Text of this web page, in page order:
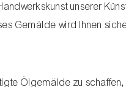
unserer
Gemälde wird Ihnen
Ölgemälde zu